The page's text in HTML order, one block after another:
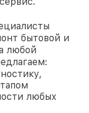
бытовой и
любой
любых